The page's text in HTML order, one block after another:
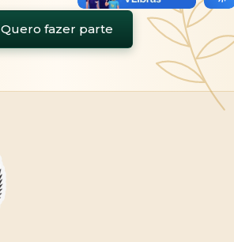
Quero fazer parte